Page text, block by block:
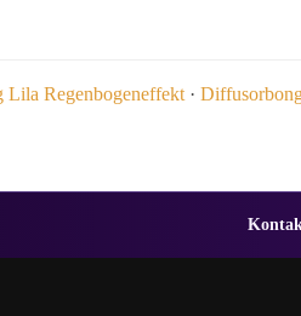
Lila Regenbogeneffekt ·